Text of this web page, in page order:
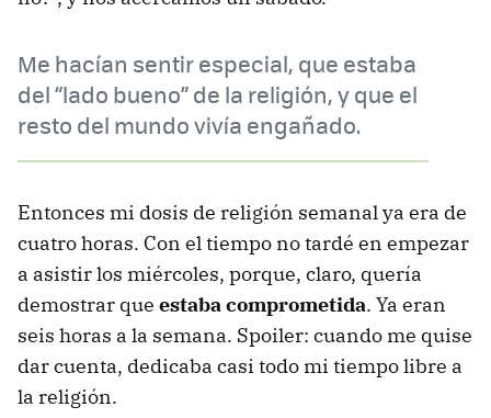
Me hacían sentir especial, que estaba
del “lado bueno” de la religión, y que el
resto del mundo vivía engañado.
Entonces mi dosis de religión semanal ya era de
cuatro horas. Con el tiempo no tardé en empezar
a asistir los miércoles, porque, claro, quería
demostrar que estaba comprometida. Ya eran
seis horas a la semana. Spoiler: cuando me quise
dar cuenta, dedicaba casi todo mi tiempo libre a
la religión.